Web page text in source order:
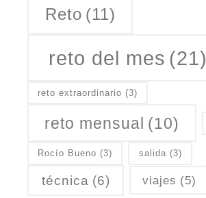
Reto (11)
reto del mes (21)
reto extraordinario (3)
reto mensual (10)
Rocío Bueno (3) salida (3)
técnica (6) viajes (5)